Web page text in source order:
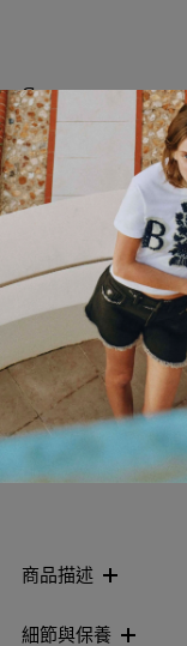
Spaace
Portor Mini 托特包
NTD
50% OFF
NTD
商品描述
細節與保養